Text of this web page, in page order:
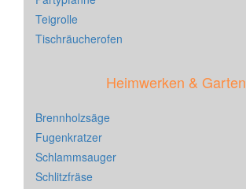
Teigrolle
Tischräucherofen
Heimwerken & Garten
Brennholzsäge
Fugenkratzer
Schlammsauger
Schlitzfräse